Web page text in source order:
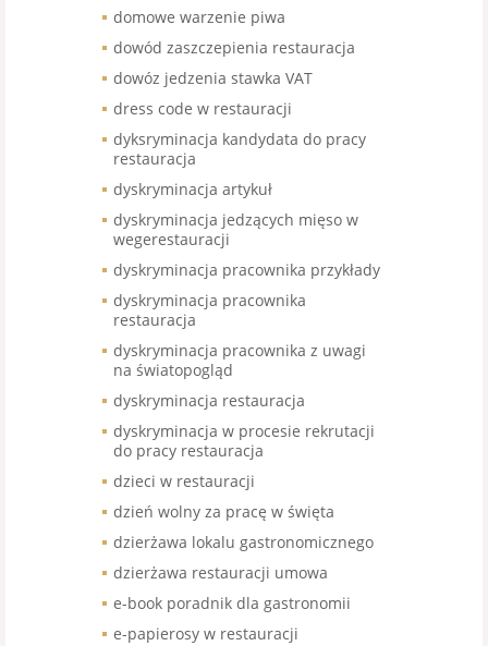
domowe warzenie piwa
dowód zaszczepienia restauracja
dowóz jedzenia stawka VAT
dress code w restauracji
dyksryminacja kandydata do pracy
restauracja
dyskryminacja artykuł
dyskryminacja jedzących mięso w
wegerestauracji
dyskryminacja pracownika przykłady
dyskryminacja pracownika
restauracja
dyskryminacja pracownika z uwagi
na światopogląd
dyskryminacja restauracja
dyskryminacja w procesie rekrutacji
do pracy restauracja
dzieci w restauracji
dzień wolny za pracę w święta
dzierżawa lokalu gastronomicznego
dzierżawa restauracji umowa
e-book poradnik dla gastronomii
e-papierosy w restauracji